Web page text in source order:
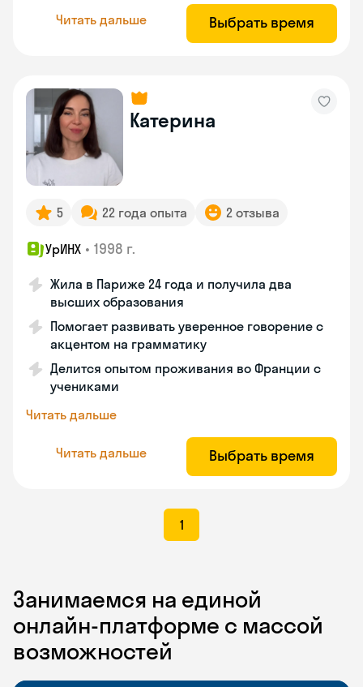
Читать дальше Выбрать время
Катерина
5 22 года опыта 2 отзыва
УрИНХ • 1998 г.
Жила в Париже 24 года и получила два
высших образования
Помогает развивать уверенное говорение с
акцентом на грамматику
Делится опытом проживания во Франции с
учениками
Читать дальше
Читать дальше Выбрать время
1
Занимаемся на единой
онлайн-платформе с массой
возможностей